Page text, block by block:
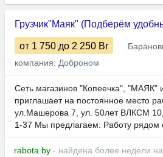
Грузчик"Маяк" (Подберём
от 1 750 до 2 250 Br
компания: Доброном
Сеть магазинов "Копеечка", "МАЯК"
приглашает на постоянное место
ул.Машерова 7, ул. 50лет ВЛКСМ
1-37 Мы предлагаем: Работу
rabota.by - найдена более недели